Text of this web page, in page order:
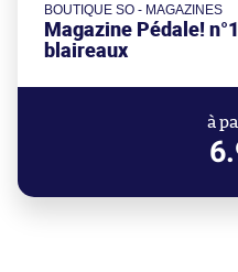
BOUTIQUE SO - MAGAZINES
Magazine Pédale!
blaireaux
à